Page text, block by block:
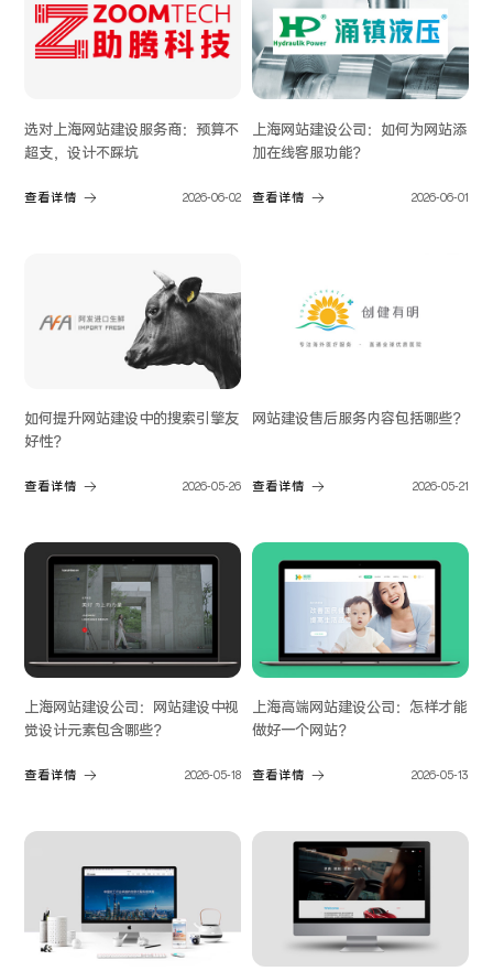
选对上海网站建设服务商：预算不
超支，设计不踩坑
查看详情 2026-06-02
上海网站建设公司：如何为网站添
加在线客服功能？
查看详情 2026-06-01
如何提升网站建设中的搜索引擎友
好性？
查看详情 2026-05-26
网站建设售后服务内容包括哪些？
查看详情 2026-05-21
上海网站建设公司：网站建设中视
觉设计元素包含哪些？
查看详情 2026-05-18
上海高端网站建设公司：怎样才能
做好一个网站？
查看详情 2026-05-13